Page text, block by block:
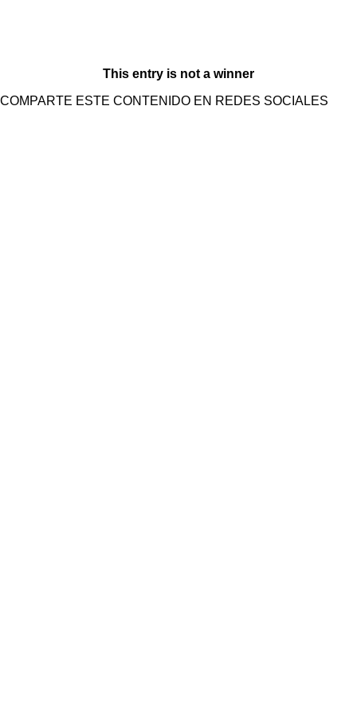
This entry is not a winner
COMPARTE ESTE CONTENIDO EN REDES SOCIALES